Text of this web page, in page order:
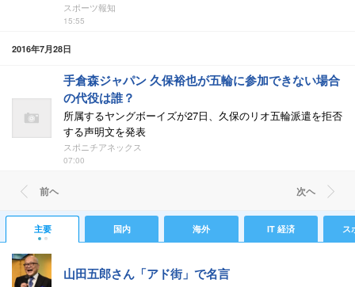
スポーツ報知
15:55
2016年7月28日
手倉森ジャパン 久保裕也が五輪に参加できない場合
の代役は誰？
所属するヤングボーイズが27日、久保のリオ五輪派遣を拒否
する声明文を発表
スポニチアネックス
07:00
前ヘ 次ヘ
主要 国内 海外 IT 経済 ス
山田五郎さん「アド街」で名言